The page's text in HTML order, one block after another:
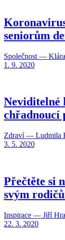
seniorům
Společnost —
1. 9. 2020
Neviditelné
chřadnoucí
Zdraví — Ludmila
3. 5. 2020
Přečtěte si
svým
Inspirace — Jiří
22. 3. 2020